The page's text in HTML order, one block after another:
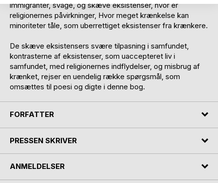
immigranter, svage, og skæve eksistenser, hvor er
religionernes påvirkninger, Hvor meget krænkelse kan
minoriteter tåle, som uberrettiget eksistenser fra krænkere.
De skæve eksistensers svære tilpasning i samfundet,
kontrasterne af eksistenser, som uaccepteret liv i
samfundet, med religionernes indflydelser, og misbrug af
krænket, rejser en uendelig række spørgsmål, som
omsættes til poesi og digte i denne bog.
FORFATTER
PRESSEN SKRIVER
ANMELDELSER